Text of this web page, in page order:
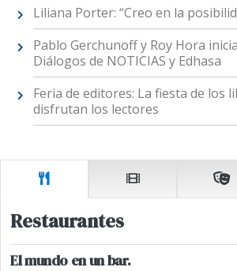
Liliana Porter: “Creo en la
Pablo Gerchunoff y Roy Hora
Diálogos de NOTICIAS y Edhasa
Feria de editores: La fiesta de los
disfrutan los lectores
Restaurantes
El mundo en un bar.